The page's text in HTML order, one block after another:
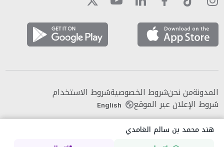
المدونةمن نحنشروط الخصوصيةشروط الاستخدام
شروط الإعلان عبر الموقع English
هند محمد بن سالم الغامدي